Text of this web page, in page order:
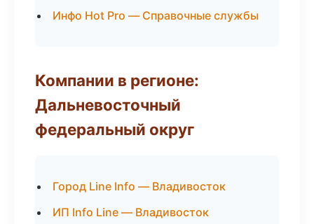
Инфо Hot Pro — Справочные службы
Компании в регионе:
Дальневосточный
федеральный округ
Город Line Info — Владивосток
ИП Info Line — Владивосток